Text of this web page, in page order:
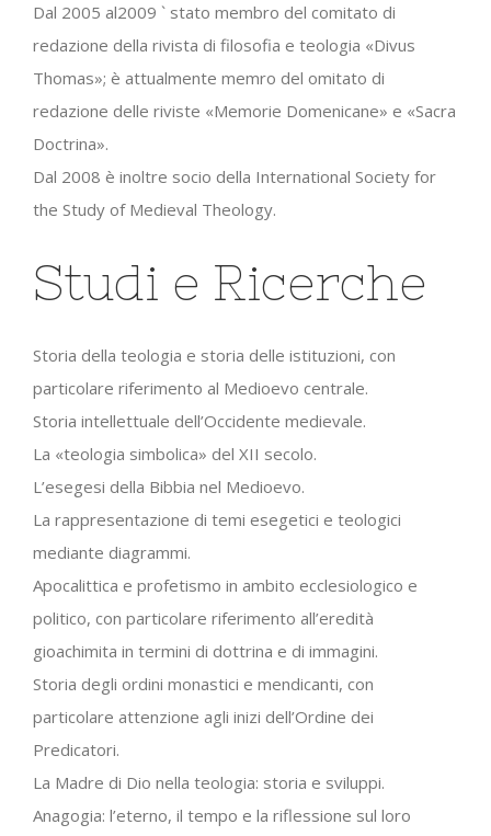
Dal 2005 al2009 ` stato membro del comitato di
redazione della rivista di filosofia e teologia «Divus
Thomas»; è attualmente memro del omitato di
redazione delle riviste «Memorie Domenicane» e «Sacra
Doctrina».
Dal 2008 è inoltre socio della International Society for
the Study of Medieval Theology.
Studi e Ricerche
Storia della teologia e storia delle istituzioni, con
particolare riferimento al Medioevo centrale.
Storia intellettuale dell’Occidente medievale.
La «teologia simbolica» del XII secolo.
L’esegesi della Bibbia nel Medioevo.
La rappresentazione di temi esegetici e teologici
mediante diagrammi.
Apocalittica e profetismo in ambito ecclesiologico e
politico, con particolare riferimento all’eredità
gioachimita in termini di dottrina e di immagini.
Storia degli ordini monastici e mendicanti, con
particolare attenzione agli inizi dell’Ordine dei
Predicatori.
La Madre di Dio nella teologia: storia e sviluppi.
Anagogia: l’eterno, il tempo e la riflessione sul loro